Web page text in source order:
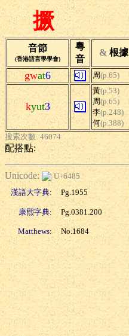
撅
音節
(香港語言學學會)
粵
音
& 根據
gwat6 周(p.65)
kyut3
黃(p.53)
周(p.65)
李(p.248)
何(p.388)
搜索次數: 46074
配搭點:
Unicode:
U+6485
漢語大字典:
Pg.1955
康熙字典: Pg.0381.200
Matthews: No.1684